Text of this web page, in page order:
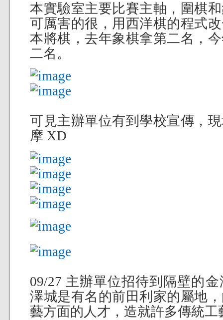
本實驗室主要比賽主軸，圍棋
可厲害的很，用西洋棋的程式
本將棋，去年象棋拿第二名，
二名。
可見主辦單位有到學校宣傳，
摩 XD
09/27 主辦單位招待到隔壁的
澤城是有名的前田利家的屬地
藝方面的人才，造就許多傳統工